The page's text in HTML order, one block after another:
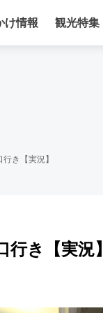
け情報 観光特集
き【実況】
き【実況】